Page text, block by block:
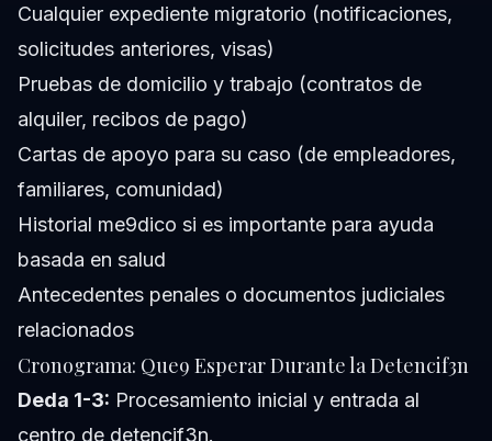
Cualquier expediente migratorio (notificaciones,
solicitudes anteriores, visas)
Pruebas de domicilio y trabajo (contratos de
alquiler, recibos de pago)
Cartas de apoyo para su caso (de empleadores,
familiares, comunidad)
Historial me9dico si es importante para ayuda
basada en salud
Antecedentes penales o documentos judiciales
relacionados
Cronograma: Que9 Esperar Durante la Detencif3n
Deda 1-3: Procesamiento inicial y entrada al
centro de detencif3n.